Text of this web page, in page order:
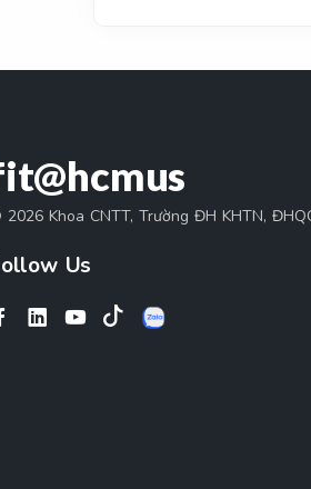
Khoa CNTT, Trường ĐH KHTN,
Us